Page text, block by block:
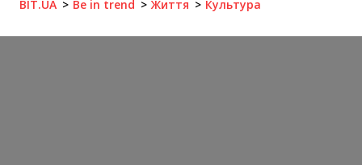
BIT.UA Be in trend Життя Культура